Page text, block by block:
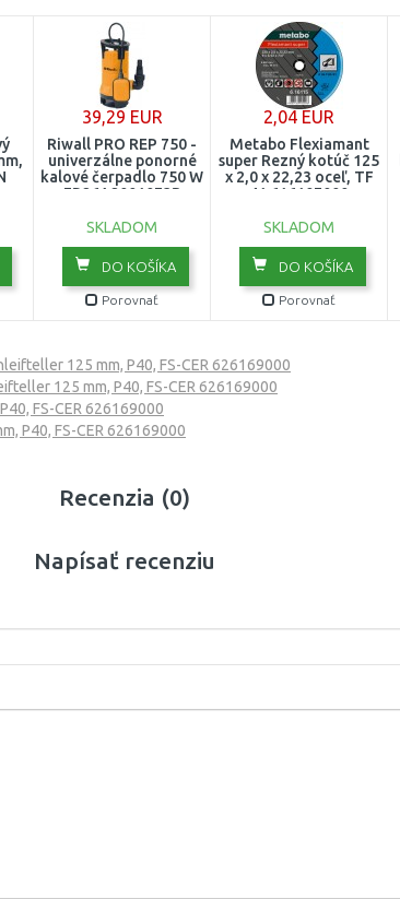
39,29 EUR
Riwall PRO REP 750 -
univerzálne ponorné
kalové čerpadlo 750 W
EP26A2001073B
SKLADOM
DO KOŠÍKA
Porovnať
2,04 EUR
Metabo Flexiamant
super Rezný kotúč 125
x 2,0 x 22,23 oceľ, TF
41 616107000
SKLADOM
DO KOŠÍKA
Porovnať
125 mm, P40, FS-CER 626169000
125 mm, P40, FS-CER 626169000
FS-CER 626169000
P40, FS-CER 626169000
Recenzia (0)
Napísať recenziu